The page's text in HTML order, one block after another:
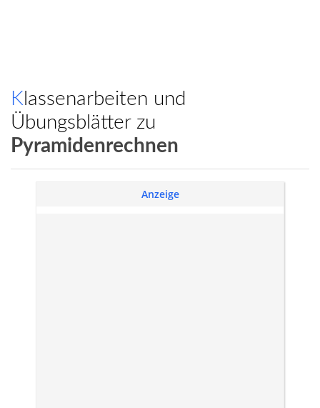
Klassenarbeiten und
Übungsblätter zu
Pyramidenrechnen
Anzeige